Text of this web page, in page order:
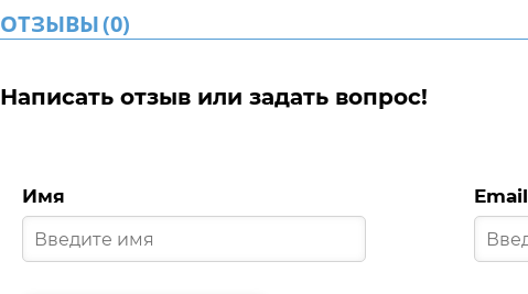
ОТЗЫВЫ(0)
Написать отзыв или задать вопрос!
Имя Email